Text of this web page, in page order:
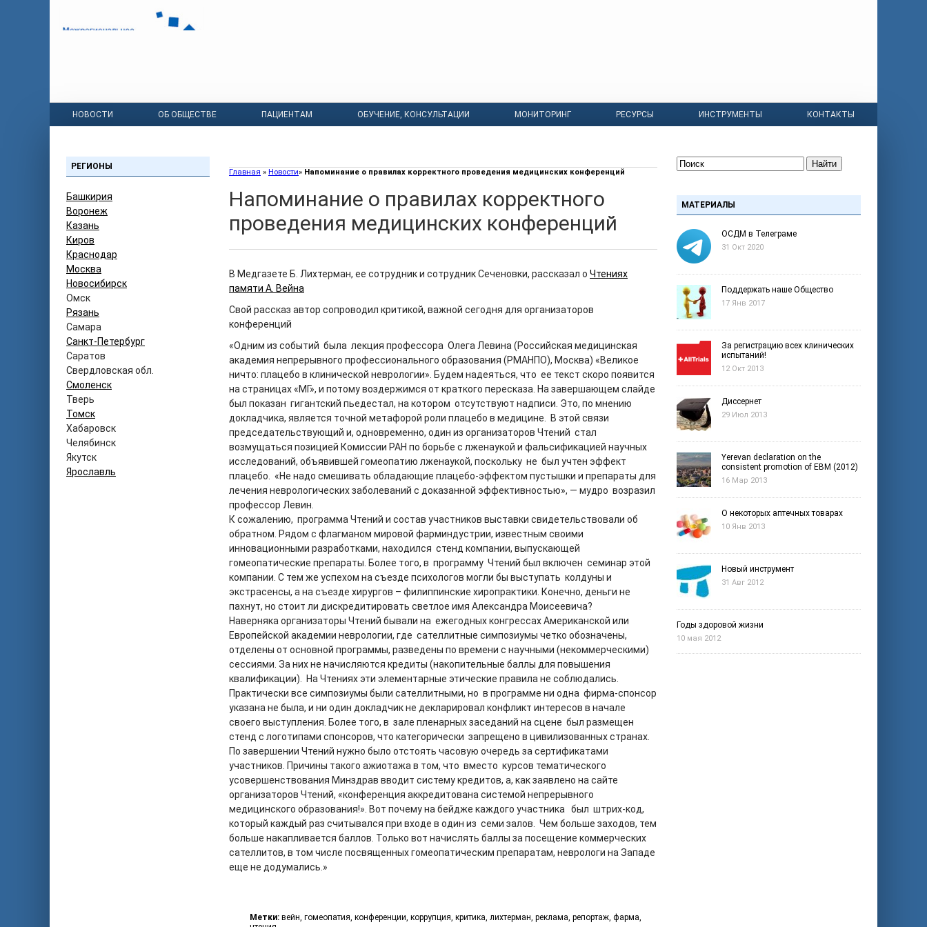
НОВОСТИ ОБ ОБЩЕСТВЕ ПАЦИЕНТАМ ОБУЧЕНИЕ, КОНСУЛЬТАЦИИ МОНИТОРИНГ РЕСУРСЫ ИНСТРУМЕНТЫ КОНТАКТЫ
РЕГИОНЫ
Башкирия
Воронеж
Казань
Киров
Краснодар
Москва
Новосибирск
Омск
Рязань
Самара
Санкт-Петербург
Саратов
Свердловская обл.
Смоленск
Тверь
Томск
Хабаровск
Челябинск
Якутск
Ярославль
Главная » Новости» Напоминание о правилах корректного проведения медицинских конференций
Напоминание о правилах корректного
проведения медицинских конференций
В Медгазете Б. Лихтерман, ее сотрудник и сотрудник Сеченовки, рассказал о Чтениях
памяти А. Вейна
Свой рассказ автор сопроводил критикой, важной сегодня для организаторов
конференций
«Одним из событий была лекция профессора Олега Левина (Российская медицинская
академия непрерывного профессионального образования (РМАНПО), Москва) «Великое
ничто: плацебо в клинической неврологии». Будем надеяться, что ее текст скоро появится
на страницах «МГ», и потому воздержимся от краткого пересказа. На завершающем слайде
был показан гигантский пьедестал, на котором отсутствуют надписи. Это, по мнению
докладчика, является точной метафорой роли плацебо в медицине. В этой связи
председательствующий и, одновременно, один из организаторов Чтений стал
возмущаться позицией Комиссии РАН по борьбе с лженаукой и фальсификацией научных
исследований, объявившей гомеопатию лженаукой, поскольку не был учтен эффект
плацебо. «Не надо смешивать обладающие плацебо-эффектом пустышки и препараты для
лечения неврологических заболеваний с доказанной эффективностью», — мудро возразил
профессор Левин.
К сожалению, программа Чтений и состав участников выставки свидетельствовали об
обратном. Рядом с флагманом мировой фарминдустрии, известным своими
инновационными разработками, находился стенд компании, выпускающей
гомеопатические препараты. Более того, в программу Чтений был включен семинар этой
компании. С тем же успехом на съезде психологов могли бы выступать колдуны и
экстрасенсы, а на съезде хирургов – филиппинские хиропрактики. Конечно, деньги не
пахнут, но стоит ли дискредитировать светлое имя Александра Моисеевича?
Наверняка организаторы Чтений бывали на ежегодных конгрессах Американской или
Европейской академии неврологии, где сателлитные симпозиумы четко обозначены,
отделены от основной программы, разведены по времени с научными (некоммерческими)
сессиями. За них не начисляются кредиты (накопительные баллы для повышения
квалификации). На Чтениях эти элементарные этические правила не соблюдались.
Практически все симпозиумы были сателлитными, но в программе ни одна фирма-спонсор
указана не была, и ни один докладчик не декларировал конфликт интересов в начале
своего выступления. Более того, в зале пленарных заседаний на сцене был размещен
стенд с логотипами спонсоров, что категорически запрещено в цивилизованных странах.
По завершении Чтений нужно было отстоять часовую очередь за сертификатами
участников. Причины такого ажиотажа в том, что вместо курсов тематического
усовершенствования Минздрав вводит систему кредитов, а, как заявлено на сайте
организаторов Чтений, «конференция аккредитована системой непрерывного
медицинского образования!». Вот почему на бейдже каждого участника был штрих-код,
который каждый раз считывался при входе в один из семи залов. Чем больше заходов, тем
больше накапливается баллов. Только вот начислять баллы за посещение коммерческих
сателлитов, в том числе посвященных гомеопатическим препаратам, неврологи на Западе
еще не додумались.»
Метки: вейн, гомеопатия, конференции, коррупция, критика, лихтерман, реклама, репортаж, фарма,
Найти
МАТЕРИАЛЫ
ОСДМ в Телеграме
31 Окт 2020
Поддержать наше Общество
17 Янв 2017
За регистрацию всех клинических
испытаний!
12 Окт 2013
Диссернет
29 Июл 2013
Yerevan declaration on the
consistent promotion of EBM (2012)
16 Мар 2013
О некоторых аптечных товарах
10 Янв 2013
Новый инструмент
31 Авг 2012
Годы здоровой жизни
10 мая 2012